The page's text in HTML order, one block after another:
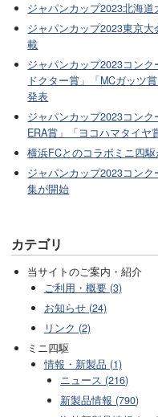
ジャパンカップ2023北海
ジャパンカップ2023東京
載
ジャパンカップ2023コン
ドクター賞」「MCガッツ
発表
ジャパンカップ2023コン
ERA賞」「ヨコハマタイヤ
横浜FCとのコラボミニ四
ジャパンカップ2023コン
集が開始
カテゴリ
当サイトのご案内・紹介
ご利用・概要 (3)
お知らせ (24)
リンク (2)
ミニ四駆
情報・新製品 (1)
ニュース (216)
新製品情報 (790)